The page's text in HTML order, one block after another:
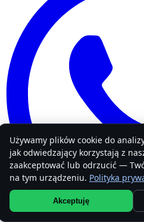
Używamy plików cookie do
jak odwiedzający korzystają z
zaakceptować lub odrzucić —
na tym urządzeniu. Polityka
Akceptuję